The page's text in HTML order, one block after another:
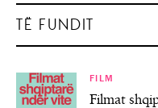
TË FUNDIT
FILM
Filmat